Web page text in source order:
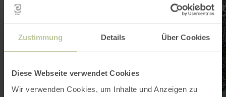
Zustimmung Details Über Cookies
Diese Webseite verwendet Cookies
Wir verwenden Cookies, um Inhalte und Anzeigen zu
savoir
plus
sur
:
Ferienwohnungen
Werner